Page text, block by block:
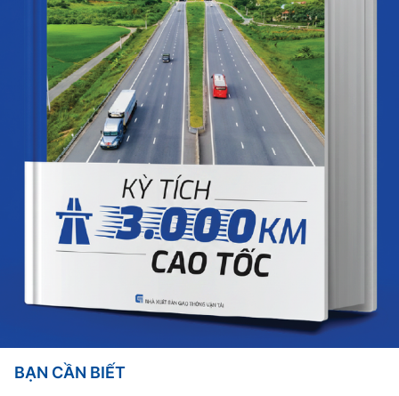
BẠN CẦN BIẾT